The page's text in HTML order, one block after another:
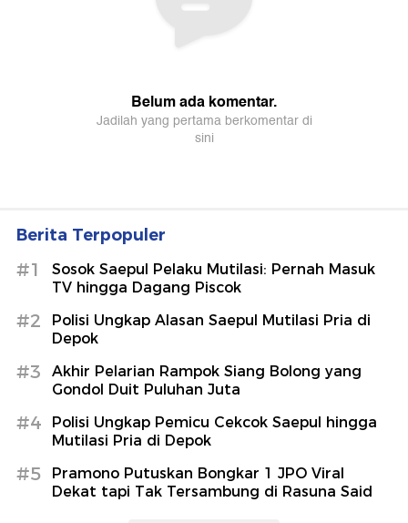
Berita Terpopuler
#1
Sosok Saepul Pelaku Mutilasi: Pernah Masuk
TV hingga Dagang Piscok
#2
Polisi Ungkap Alasan Saepul Mutilasi Pria di
Depok
#3
Akhir Pelarian Rampok Siang Bolong yang
Gondol Duit Puluhan Juta
#4
Polisi Ungkap Pemicu Cekcok Saepul hingga
Mutilasi Pria di Depok
#5
Pramono Putuskan Bongkar 1 JPO Viral
Dekat tapi Tak Tersambung di Rasuna Said